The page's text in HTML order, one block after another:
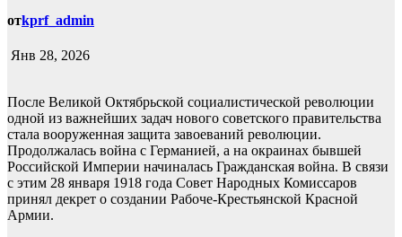
отkprf_admin
Янв 28, 2026
После Великой Октябрьской социалистической революции
одной из важнейших задач нового советского правительства
стала вооруженная защита завоеваний революции.
Продолжалась война с Германией, а на окраинах бывшей
Российской Империи начиналась Гражданская война. В связи
с этим 28 января 1918 года Совет Народных Комиссаров
принял декрет о создании Рабоче-Крестьянской Красной
Армии.